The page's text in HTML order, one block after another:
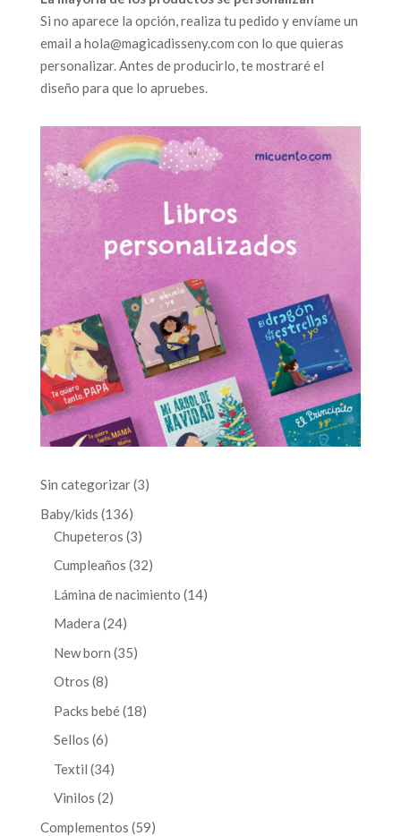
Si no aparece la opción, realiza tu pedido y envíame un
email a hola@magicadisseny.com con lo que quieras
personalizar. Antes de producirlo, te mostraré el
diseño para que lo apruebes.
Sin categorizar 33
Baby/kids 136136
productos
Chupeteros 33
productos
Cumpleaños 3232
productos
Lámina de nacimiento 1414
Madera 2424
productos
New born 3535
Otros 88
productos
Packs bebé 1818
Sellos 66
productos
Textil 3434
productos
Vinilos 22
productos
Complementos 5959